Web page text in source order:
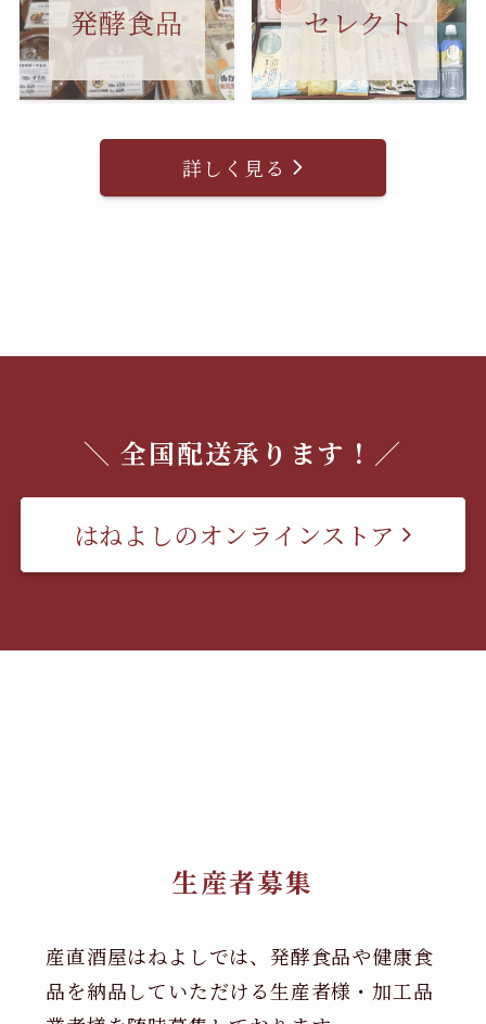
発酵食品 セレクト
詳しく見る
＼ 全国配送承ります！／
はねよしのオンラインストア
生産者募集
産直酒屋はねよしでは、発酵食品や健康食
品を納品していただける生産者様・加工品